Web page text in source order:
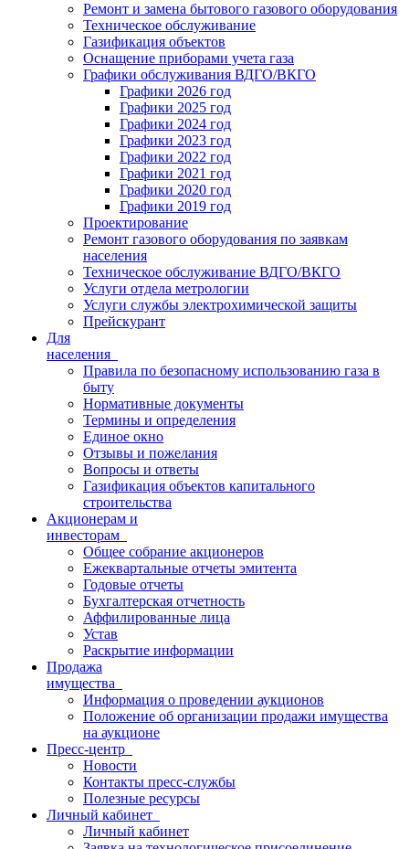
Ремонт и замена бытового газового оборудования
Техническое обслуживание
Газификация объектов
Оснащение приборами учета газа
Графики обслуживания ВДГО/ВКГО
Графики 2026 год
Графики 2025 год
Графики 2024 год
Графики 2023 год
Графики 2022 год
Графики 2021 год
Графики 2020 год
Графики 2019 год
Проектирование
Ремонт газового оборудования по заявкам
населения
Техническое обслуживание ВДГО/ВКГО
Услуги отдела метрологии
Услуги службы электрохимической защиты
Прейскурант
Для
населения
Правила по безопасному использованию газа в
быту
Нормативные документы
Термины и определения
Единое окно
Отзывы и пожелания
Вопросы и ответы
Газификация объектов капитального
строительства
Акционерам и
инвесторам
Общее собрание акционеров
Ежеквартальные отчеты эмитента
Годовые отчеты
Бухгалтерская отчетность
Аффилированные лица
Устав
Раскрытие информации
Продажа
имущества
Информация о проведении аукционов
Положение об организации продажи имущества
на аукционе
Пресс-центр
Новости
Контакты пресс-службы
Полезные ресурсы
Личный кабинет
Личный кабинет